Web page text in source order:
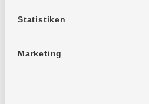
Statistiken
Marketing